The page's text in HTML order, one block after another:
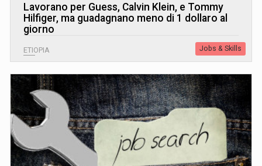
Lavorano per Guess, Calvin Klein, e Tommy
Hilfiger, ma guadagnano meno di 1 dollaro al
giorno
ETIOPIA Jobs & Skills